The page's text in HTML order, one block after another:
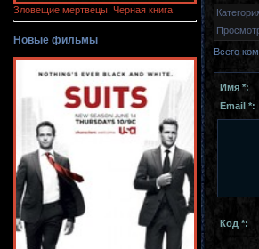
Зловещие мертвецы: Черная книга
Новые фильмы
Всего
Имя *:
Email *:
Код *: